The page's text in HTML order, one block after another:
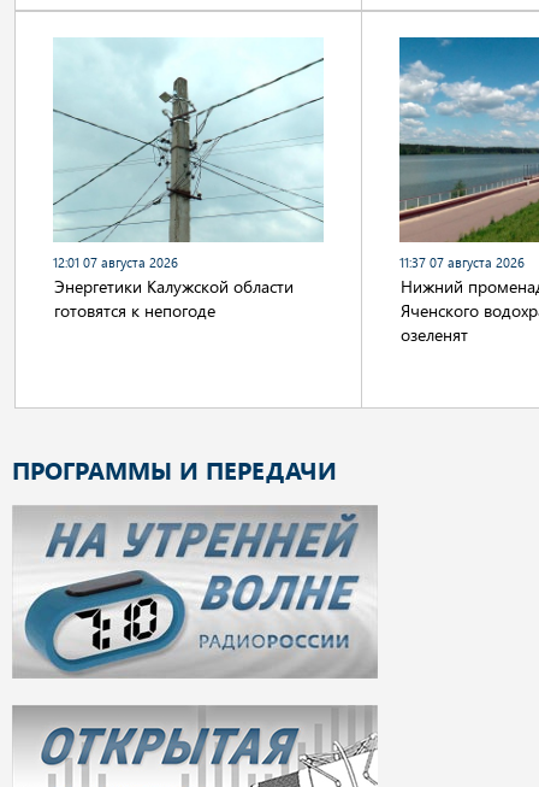
12:01 07 августа 2026
Энергетики Калужской области
готовятся к непогоде
11:37 07 августа 2026
Нижний
Яченского
озеленят
ПРОГРАММЫ И ПЕРЕДАЧИ